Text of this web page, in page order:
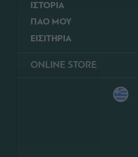
ΙΣΤΟΡΙΑ
ΠΑΟ ΜΟΥ
ΕΙΣΙΤΗΡΙΑ
ONLINE STORE